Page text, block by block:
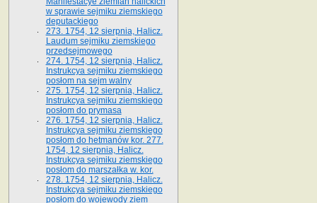
w sprawie sejmiku ziemskiego
deputackiego
273. 1754, 12 sierpnia, Halicz.
Laudum sejmiku ziemskiego
przedsejmowego
274. 1754, 12 sierpnia, Halicz.
Instrukcya sejmiku ziemskiego
posłom na sejm walny
275. 1754, 12 sierpnia, Halicz.
Instrukcya sejmiku ziemskiego
posłom do prymasa
276. 1754, 12 sierpnia, Halicz.
Instrukcya sejmiku ziemskiego
posłom do hetmanów kor. 277.
1754, 12 sierpnia, Halicz.
Instrukcya sejmiku ziemskiego
posłom do marszałka w. kor.
278. 1754, 12 sierpnia, Halicz.
Instrukcya sejmiku ziemskiego
posłom do wojewody ziem